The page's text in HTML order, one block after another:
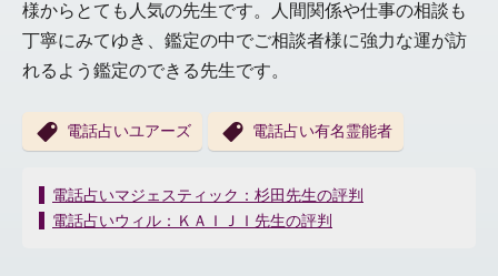
様からとても人気の先生です。人間関係や仕事の相談も
丁寧にみてゆき、鑑定の中でご相談者様に強力な運が訪
れるよう鑑定のできる先生です。
電話占いユアーズ 電話占い有名霊能者
投
稿
電話占いマジェスティック：杉田先生の評判
電話占いウィル：ＫＡＩＪＩ先生の評判